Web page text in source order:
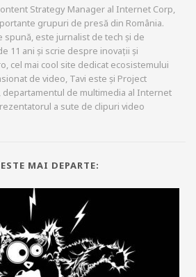
Strategy Manager al Internet Corp,
grupuri de presă din România.
spună, este jurnalist de tech și de
11 ani și scrie despre inovații și
cel mai cool site dedicat ecosistemului
de video, Tavi este și Project
departamentul de multimedia al Internet
a sute de clipuri video
MAI DEPARTE: